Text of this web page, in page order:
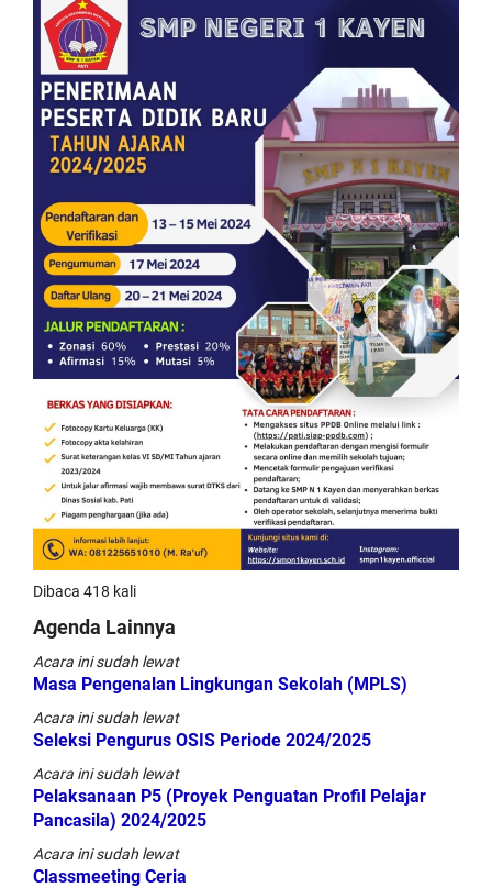
Dibaca 418 kali
Agenda Lainnya
Acara ini sudah lewat
Masa Pengenalan Lingkungan Sekolah (MPLS)
Acara ini sudah lewat
Seleksi Pengurus OSIS Periode 2024/2025
Acara ini sudah lewat
Pelaksanaan P5 (Proyek Penguatan Profil Pelajar
Pancasila) 2024/2025
Acara ini sudah lewat
Classmeeting Ceria